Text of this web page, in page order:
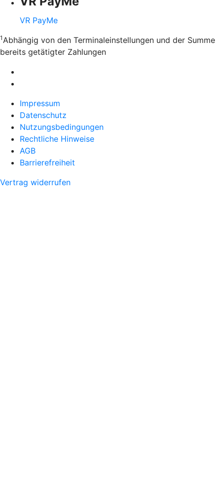
VR PayMe
1Abhängig von den Terminaleinstellungen und der Summe
bereits getätigter Zahlungen
Impressum
Datenschutz
Nutzungsbedingungen
Rechtliche Hinweise
AGB
Barrierefreiheit
Vertrag widerrufen